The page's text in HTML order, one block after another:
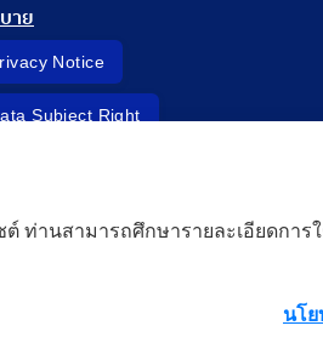
าย
Notice
Subject Right
ต์ ท่านสามารถศึกษารายละเอียดกา
นโ